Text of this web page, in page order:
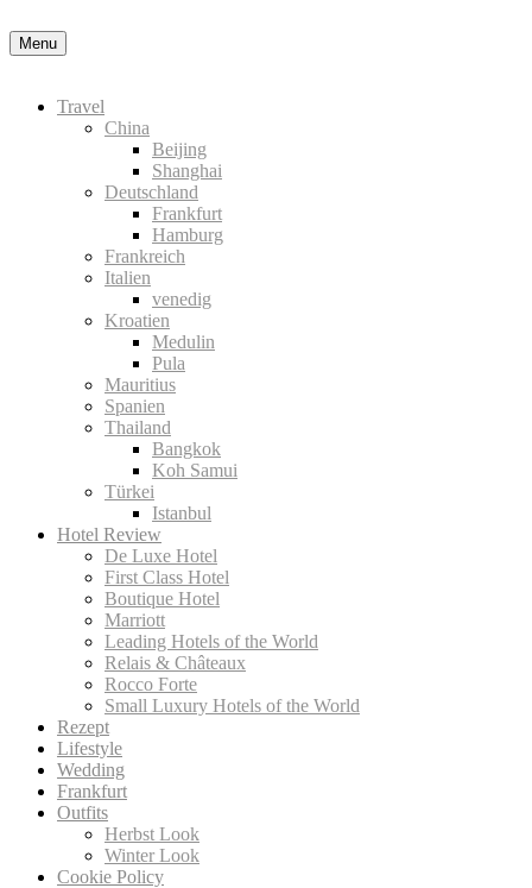
Menu
Travel
China
Beijing
Shanghai
Deutschland
Frankfurt
Hamburg
Frankreich
Italien
venedig
Kroatien
Medulin
Pula
Mauritius
Spanien
Thailand
Bangkok
Koh Samui
Türkei
Istanbul
Hotel Review
De Luxe Hotel
First Class Hotel
Boutique Hotel
Marriott
Leading Hotels of the World
Relais & Châteaux
Rocco Forte
Small Luxury Hotels of the World
Rezept
Lifestyle
Wedding
Frankfurt
Outfits
Herbst Look
Winter Look
Cookie Policy
Okay, thanks